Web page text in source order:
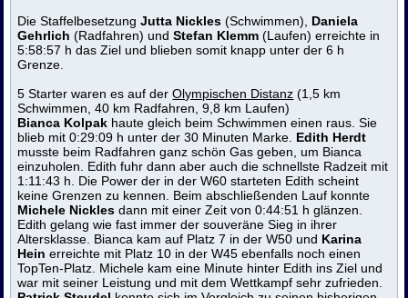
Die StaffelbesetzungJutta Nickles (Schwimmen), Daniela
Gehrlich (Radfahren) undStefan Klemm (Laufen) erreichte in
5:58:57 h das Ziel und blieben somit knapp unter der 6 h
Grenze.
5 Starter waren es auf derOlympischen Distanz (1,5 km
Schwimmen, 40 km Radfahren, 9,8 km Laufen)
Bianca Kolpak haute gleich beim Schwimmen einen raus. Sie
blieb mit 0:29:09 h unter der 30 Minuten Marke. Edith Herdt
musste beim Radfahren ganz schön Gas geben, um Bianca
einzuholen. Edith fuhr dann aber auch die schnellste Radzeit mit
1:11:43 h. Die Power der in der W60 starteten Edith scheint
keine Grenzen zu kennen. Beim abschließenden Lauf konnte
Michele Nickles dann mit einer Zeit von 0:44:51 h glänzen.
Edith gelang wie fast immer der souveräne Sieg in ihrer
Altersklasse. Bianca kam auf Platz 7 in der W50 und Karina
Hein erreichte mit Platz 10 in der W45 ebenfalls noch einen
TopTen-Platz. Michele kam eine Minute hinter Edith ins Ziel und
war mit seiner Leistung und mit dem Wettkampf sehr zufrieden.